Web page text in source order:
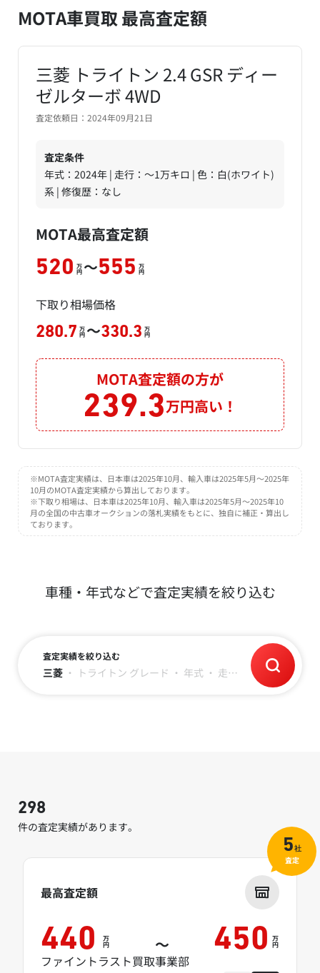
MOTA車買取 最高査定額
三菱 トライトン 2.4 GSR ディー
ゼルターボ 4WD
査定依頼日：2024年09月21日
査定条件
年式：2024年 | 走行：～1万キロ | 色：白(ホワイト)
系 | 修復歴：なし
MOTA最高査定額
520 万
円 ～555 万
円
下取り相場価格
280.7 万
円 ～330.3 万
円
MOTA査定額の方が
239.3万円高い！
※MOTA査定実績は、日本車は2025年10月、輸入車は2025年5月～2025年
10月のMOTA査定実績から算出しております。
※下取り相場は、日本車は2025年10月、輸入車は2025年5月～2025年10
月の全国の中古車オークションの落札実績をもとに、独自に補正・算出し
ております。
車種・年式などで査定実績を絞り込む
査定実績を絞り込む
三菱 ・ トライトン グレード ・ 年式 ・ 走行距離
298
件の査定実績があります。
最高査定額
440 万
円 ～ 450 万
円
ファイントラスト買取事業部
5社
査定